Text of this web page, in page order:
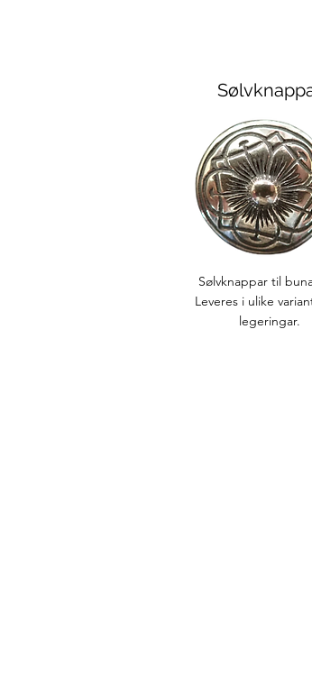
Sølvknappar til
Leveres i ulike
legeringar.